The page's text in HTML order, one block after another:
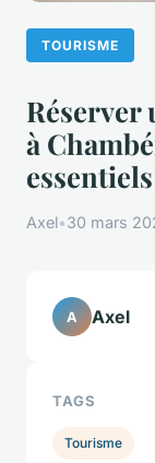
TOURISME
Réserver
à
essentiels
Axel•30 mars
A Axel
TAGS
Tourisme